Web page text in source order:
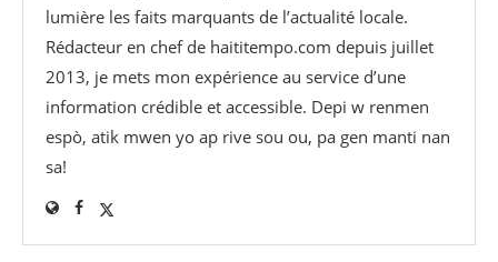
lumière les faits marquants de l’actualité locale.
Rédacteur en chef de haititempo.com⁠ depuis juillet
2013, je mets mon expérience au service d’une
information crédible et accessible. Depi w renmen
espò, atik mwen yo ap rive sou ou, pa gen manti nan
sa!